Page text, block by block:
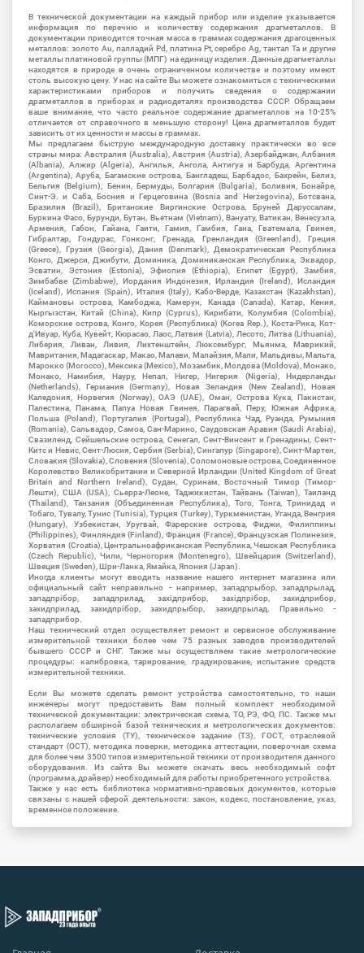
В технической документации на каждый прибор или изделие указывается
информация по перечню и количеству содержания драгметаллов. В
документации приводится точная масса в граммах содержания драгоценных
металлов: золото Au, палладий Pd, платина Pt, серебро Ag, тантал Ta и другие
металлы платиновой группы (МПГ) на единицу изделия. Данные драгметаллы
находятся в природе в очень ограниченном количестве и поэтому имеют
столь высокую цену. У нас на сайте Вы можете ознакомиться с техническими
характеристиками приборов и получить сведения о содержании
драгметаллов в приборах и радиодеталях производства СССР. Обращаем
ваше внимание, что часто реальное содержание драгметаллов на 10-25%
отличается от справочного в меньшую сторону! Цена драгметаллов будет
зависить от их ценности и массы в граммах.
Мы предлагаем быструю международную доставку практически во все
страны мира: Австралия (Australia), Австрия (Austria), Азербайджан, Албания
(Albania), Алжир (Algeria), Ангилья, Ангола, Антигуа и Барбуда, Аргентина
(Argentina), Аруба, Багамские острова, Бангладеш, Барбадос, Бахрейн, Белиз,
Бельгия (Belgium), Бенин, Бермуды, Болгария (Bulgaria), Боливия, Бонайре,
Синт-Э. и Саба, Босния и Герцеговина (Bosnia and Herzegovina), Ботсвана,
Бразилия (Brazil), Британские Виргинские Острова, Бруней Даруссалам,
Буркина Фасо, Бурунди, Бутан, Вьетнам (Vietnam), Вануату, Ватикан, Венесуэла,
Армения, Габон, Гайана, Гаити, Гамия, Гамбия, Гана, Гватемала, Гвинея,
Гибралтар, Гондурас, Гонконг, Гренада, Гренландия (Greenland), Греция
(Greece), Грузия (Georgia), Дания (Denmark), Демократическая Республика
Конго, Джерси, Джибути, Доминика, Доминиканская Республика, Эквадор,
Эсватин, Эстония (Estonia), Эфиопия (Ethiopia), Египет (Egypt), Замбия,
Зимбабве (Zimbabwe), Иордания Индонезия, Ирландия (Ireland), Исландия
(Iceland), Испания (Spain), Италия (Italy), Кабо-Верде, Казахстан (Kazakhstan),
Каймановы острова, Камбоджа, Камерун, Канада (Canada), Катар, Кения,
Кыргызстан, Китай (China), Кипр (Cyprus), Кирибати, Колумбия (Colombia),
Коморские острова, Конго, Корея (Республика) (Korea Rep.), Коста-Рика, Кот-
д'Ивуар, Куба, Кувейт, Кюрасао, Лаос, Латвия (Latvia), Лесото, Литва (Lithuania),
Либерия, Ливан, Ливия, Лихтенштейн, Люксембург, Мьянма, Маврикий,
Мавритания, Мадагаскар, Макао, Малави, Малайзия, Мали, Мальдивы, Мальта,
Марокко (Morocco), Мексика (Mexico), Мозамбик, Молдова (Moldova), Монако,
Монако, Намибия, Науру, Непал, Нигер, Нигерия (Nigeria), Нидерланды
(Netherlands), Германия (Germany), Новая Зеландия (New Zealand), Новая
Каледония, Норвегия (Norway), ОАЭ (UAE), Оман, Острова Кука, Пакистан,
Палестина, Панама, Папуа Новая Гвинея, Парагвай, Перу, Южная Африка,
Польша (Poland), Португалия (Portugal), Республика Чад, Руанда, Румыния
(Romania), Сальвадор, Самоа, Сан-Марино, Саудовская Аравия (Saudi Arabia),
Свазиленд, Сейшельские острова, Сенегал, Сент-Винсент и Гренадины, Сент-
Китс и Невис, Сент-Люсия, Сербия (Serbia), Сингапур (Singapore), Синт-Мартен,
Словакия (Slovakia), Словения (Slovenia), Соломоновые острова, Соединенное
Королевство Великобритании и Северной Ирландии (United Kingdom of Great
Britain and Northern Ireland), Судан, Суринам, Восточный Тимор (Тимор-
Лешти), США (USA), Сьерра-Леоне, Таджикистан, Тайвань (Taiwan), Таиланд
(Thailand), Танзания (Объединенная Республика), Того, Тонга, Тринидад и
Тобаго, Тувалу, Тунис (Tunisia), Турция (Turkey), Туркменистан, Уганда, Венгрия
(Hungary), Узбекистан, Уругвай, Фарерские острова, Фиджи, Филиппины
(Philippines), Финляндия (Finland), Франция (France), Французская Полинезия,
Хорватия (Croatia), Центральноафриканская Республика, Чешская Республика
(Czech Republic), Чили, Черногория (Montenegro), Швейцария (Switzerland),
Швеция (Sweden), Шри-Ланка, Ямайка, Япония (Japan).
Иногда клиенты могут вводить название нашего интернет магазина или
официальный сайт неправильно - например, западпрыбор, западпрылад,
западпрібор, западприлад, західприбор, західпрібор, захидприбор,
захидприлад, захидпрібор, захидпрыбор, захидпрылад. Правильно -
западприбор.
Наш технический отдел осуществляет ремонт и сервисное обслуживание
измерительной техники более чем 75 разных заводов производителей
бывшего СССР и СНГ. Также мы осуществляем такие метрологические
процедуры: калибровка, тарирование, градуирование, испытание средств
измерительной техники.
Если Вы можете сделать ремонт устройства самостоятельно, то наши
инженеры могут предоставить Вам полный комплект необходимой
технической документации: электрическая схема, ТО, РЭ, ФО, ПС. Также мы
располагаем обширной базой технических и метрологических документов:
технические условия (ТУ), техническое задание (ТЗ), ГОСТ, отраслевой
стандарт (ОСТ), методика поверки, методика аттестации, поверочная схема
для более чем 3500 типов измерительной техники от производителя данного
оборудования. Из сайта Вы можете скачать весь необходимый софт
(программа, драйвер) необходимый для работы приобретенного устройства.
Также у нас есть библиотека нормативно-правовых документов, которые
связаны с нашей сферой деятельности: закон, кодекс, постановление, указ,
временное положение.